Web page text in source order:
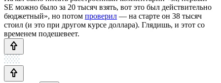
SE можно было за 20 тысяч взять, вот это был действительно
бюджетный», но потом проверил — на старте он 38 тысяч
стоил (и это при другом курсе доллара). Глядишь, и этот со
временем подешевеет.